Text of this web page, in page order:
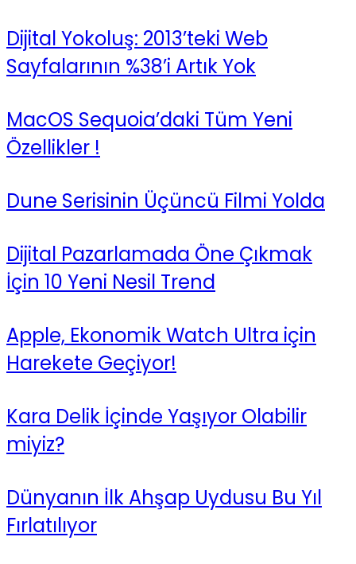
Dijital Yokoluş: 2013’teki Web
Sayfalarının %38’i Artık Yok
MacOS Sequoia’daki Tüm Yeni
Özellikler !
Dune Serisinin Üçüncü Filmi Yolda
Dijital Pazarlamada Öne Çıkmak
İçin 10 Yeni Nesil Trend
Apple, Ekonomik Watch Ultra için
Harekete Geçiyor!
Kara Delik İçinde Yaşıyor Olabilir
miyiz?
Dünyanın İlk Ahşap Uydusu Bu Yıl
Fırlatılıyor